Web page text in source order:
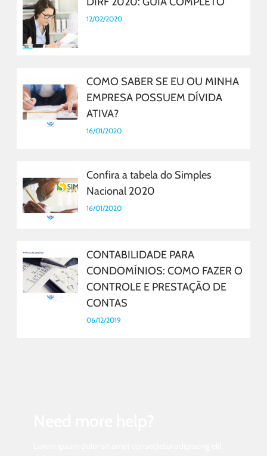
12/02/2020
COMO SABER SE EU OU MINHA
EMPRESA POSSUEM DÍVIDA
ATIVA?
16/01/2020
Confira a tabela do Simples
Nacional 2020
16/01/2020
CONTABILIDADE PARA
CONDOMÍNIOS: COMO FAZER O
CONTROLE E PRESTAÇÃO DE
CONTAS
06/12/2019